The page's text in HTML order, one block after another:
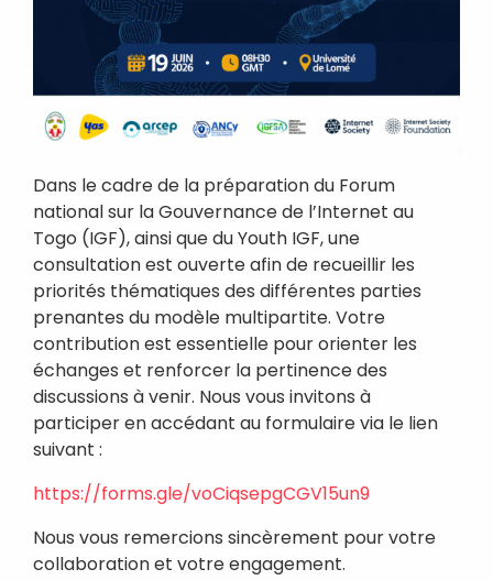
Register Learn More
Rechercher
Articles récents
Dans le cadre de la préparation du Forum
national sur la Gouvernance de l’Internet au
Togo (IGF), ainsi que du Youth IGF, une
consultation est ouverte afin de recueillir les
priorités thématiques des différentes parties
prenantes du modèle multipartite. Votre
contribution est essentielle pour orienter les
échanges et renforcer la pertinence des
discussions à venir. Nous vous invitons à
participer en accédant au formulaire via le lien
suivant :
https://forms.gle/voCiqsepgCGV15un9
Nous vous remercions sincèrement pour votre
collaboration et votre engagement.